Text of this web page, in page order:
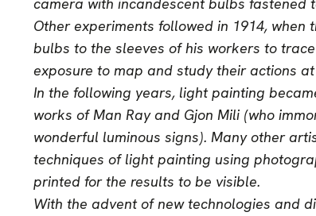
Other experiments followed in 1914,
bulbs to the sleeves of his workers to
exposure to map and study their actions
In the following years, light painting
works of Man Ray and Gjon Mili (who
wonderful luminous signs). Many other
techniques of light painting using
printed for the results to be visible.
With the advent of new technologies and